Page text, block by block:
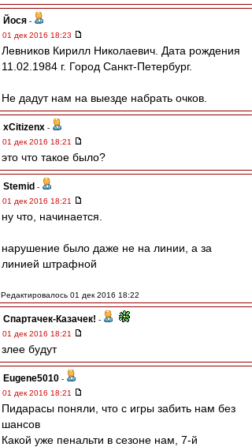
Йося -
01 дек 2016 18:23
Левников Кирилл Николаевич. Дата рождения
11.02.1984 г. Город Санкт-Петербург.
Не дадут нам на выезде набрать очков.
xCitizenx -
01 дек 2016 18:21
это что такое было?
Stemid -
01 дек 2016 18:21
ну что, начинается.
нарушение было даже не на линии, а за
линией штрафной
Редактировалось 01 дек 2016 18:22
Спартачек-Казачек! -
01 дек 2016 18:21
злее будут
Eugene5010 -
01 дек 2016 18:21
Пидарасы поняли, что с игры забить нам без
шансов
Какой уже пенальти в сезоне нам, 7-й